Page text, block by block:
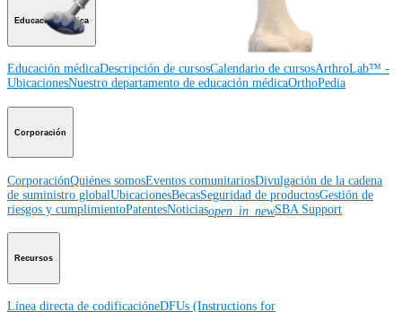
Educación médica
Educación médicaDescripción de cursosCalendario de cursosArthroLab™ -
UbicacionesNuestro departamento de educación médicaOrthoPedia
Corporación
CorporaciónQuiénes somosEventos comunitariosDivulgación de la cadena
de suministro globalUbicacionesBecasSeguridad de productosGestión de
riesgos y cumplimientoPatentesNoticiasopen_in_newSBA Support
Recursos
Línea directa de codificacióneDFUs (Instructions for